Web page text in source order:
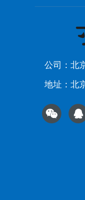
公司：北
地址：北